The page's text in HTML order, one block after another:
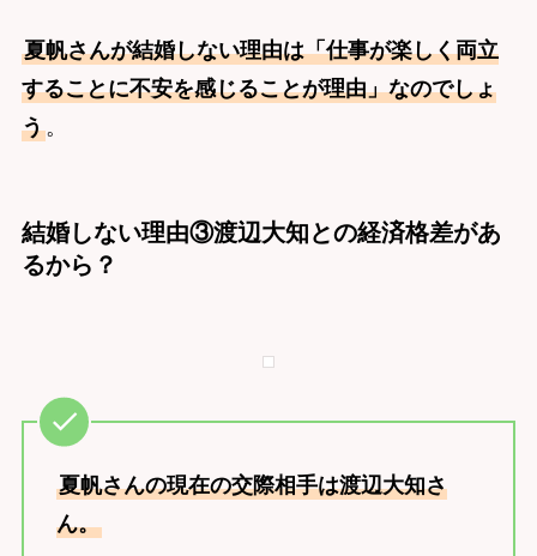
夏帆さんが結婚しない理由は「仕事が楽しく両立
することに不安を感じることが理由」なのでしょ
う。
結婚しない理由③渡辺大知との経済格差があ
るから？
夏帆さんの現在の交際相手は渡辺大知さ
ん。